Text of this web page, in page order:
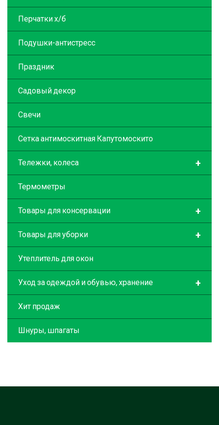
Перчатки х/б
Подушки-антистресс
Праздник
Садовый декор
Свечи
Сетка антимоскитная Капутомоскито
+
Тележки, колеса
Термометры
+
Товары для консервации
+
Товары для уборки
Утеплитель для окон
+
Уход за одеждой и обувью, хранение
Хит продаж
Шнуры, шпагаты